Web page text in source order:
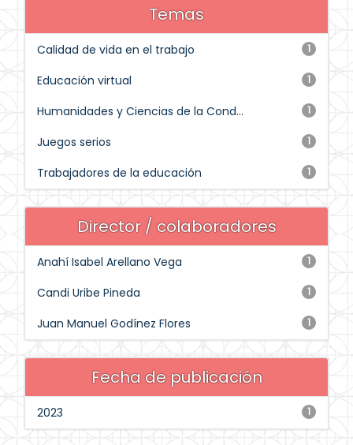
Temas
1
Calidad de vida en el trabajo
1
Educación virtual
1
Humanidades y Ciencias de la Cond...
1
Juegos serios
1
Trabajadores de la educación
Director / colaboradores
1
Anahí Isabel Arellano Vega
1
Candi Uribe Pineda
1
Juan Manuel Godínez Flores
Fecha de publicación
1
2023